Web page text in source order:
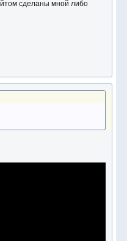
сделаны мной либо